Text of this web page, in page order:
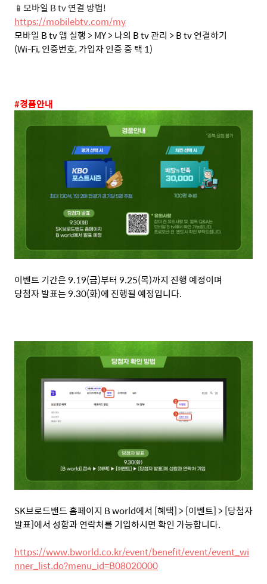
📱 모바일 B tv연결 방법!
https://mobilebtv.com/my
모바일 B tv앱 실행 > MY > 나의 B tv관리 > B tv연결하기
(Wi-Fi,인증번호,가입자 인증 중 택 1)
#경품안내
이벤트 기간은9.19(금)부터 9.25(목)까지 진행 예정이며
당첨자 발표는9.30(화)에 진행될 예정입니다.
SK브로드밴드 홈페이지 B world에서 [혜택] > [이벤트] > [당첨자
발표]에서 성함과 연락처를 기입하시면 확인 가능합니다.
https://www.bworld.co.kr/event/benefit/event/event_wi
nner_list.do?menu_id=B08020000